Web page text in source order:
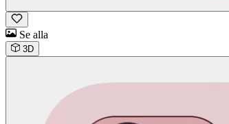
Se alla
3D